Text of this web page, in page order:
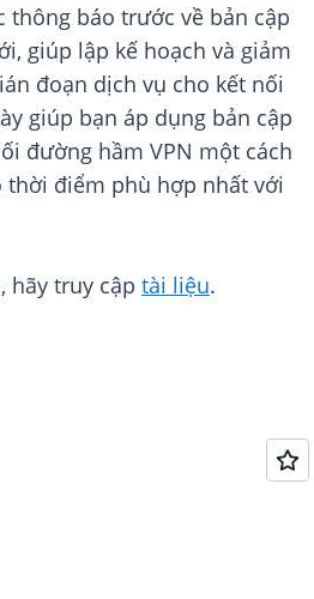
thông báo trước về bản cập
giúp lập kế hoạch và giảm
đoạn dịch vụ cho kết nối
giúp bạn áp dụng bản cập
đường hầm VPN một cách
thời điểm phù hợp nhất với
hãy truy cập tài liệu.